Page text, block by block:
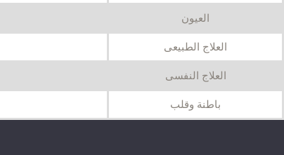
العيون
العلاج الطبيعى
العلاج النفسى
باطنة وقلب